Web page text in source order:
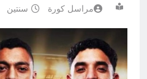
مراسل كورة سنتين Ago